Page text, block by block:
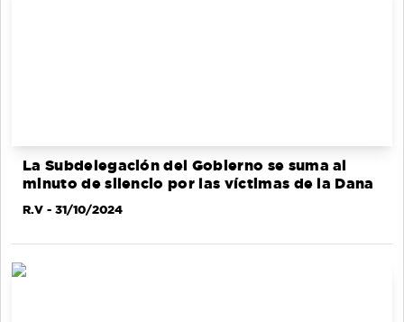
La Subdelegación del Gobierno se suma al
minuto de silencio por las víctimas de la Dana
R.V - 31/10/2024